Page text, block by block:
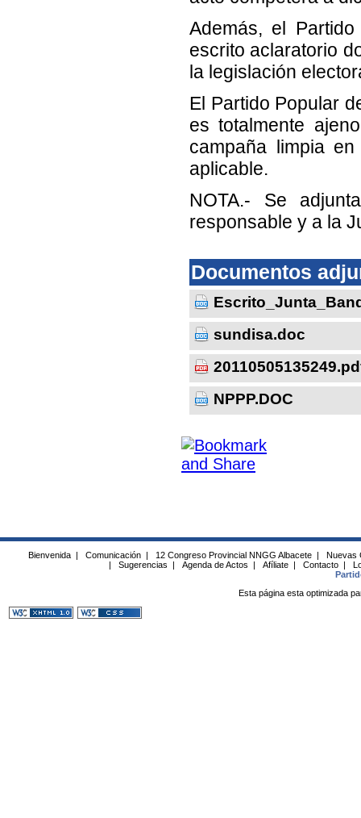
Además, el
escrito aclaratorio
la legislación
El Partido Popular
es totalmente
campaña limpia
aplicable.
NOTA.- Se
responsable y a la
Documentos
sundisa.doc
NPPP.DOC
Bienvenida | Comunicación | 12 Congreso Provincial NNGG Albacete |
Nuevas
|
Sugerencias | Agenda de Actos | Afíliate | Contacto |
Esta página esta optimizada